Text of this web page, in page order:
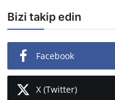
TBMM Haberleri
Belediye
Sağlık
Bizi takip edin
Facebook
X (Twitter)